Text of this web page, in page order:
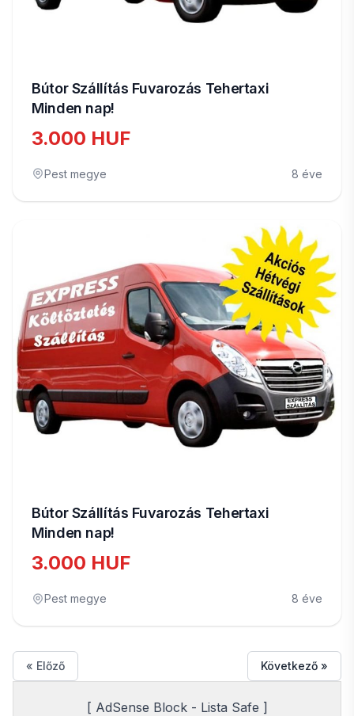
Bútor Szállítás Fuvarozás Tehertaxi
Minden nap!
3.000 HUF
Pest megye 8 éve
Bútor Szállítás Fuvarozás Tehertaxi
Minden nap!
3.000 HUF
Pest megye 8 éve
« Előző Következő »
[ AdSense Block - Lista Safe ]